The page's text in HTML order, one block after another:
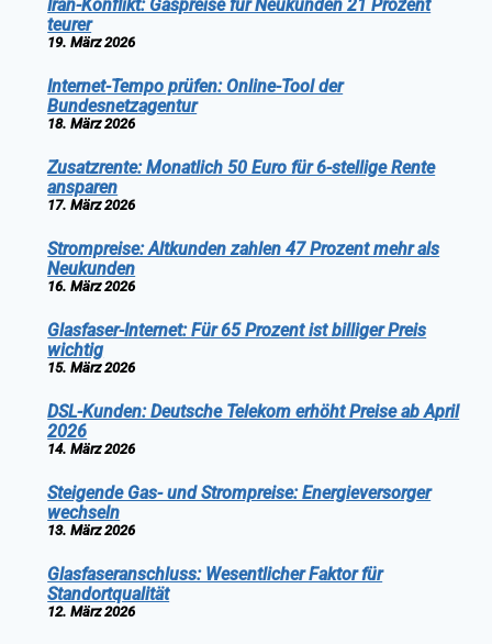
Iran-Konflikt: Gaspreise für Neukunden 21 Prozent
teurer
19. März 2026
Internet-Tempo prüfen: Online-Tool der
Bundesnetzagentur
18. März 2026
Zusatzrente: Monatlich 50 Euro für 6-stellige Rente
ansparen
17. März 2026
Strompreise: Altkunden zahlen 47 Prozent mehr als
Neukunden
16. März 2026
Glasfaser-Internet: Für 65 Prozent ist billiger Preis
wichtig
15. März 2026
DSL-Kunden: Deutsche Telekom erhöht Preise ab April
2026
14. März 2026
Steigende Gas- und Strompreise: Energieversorger
wechseln
13. März 2026
Glasfaseranschluss: Wesentlicher Faktor für
Standortqualität
12. März 2026